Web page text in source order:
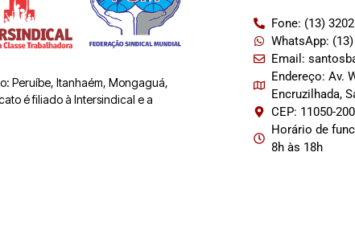
Peruíbe, Itanhaém, Mongaguá,
é filiado à Intersindical e a
Fone: (13)
WhatsApp:
Email:
Endereço: Av.
Encruzilhada,
CEP: 11050-200
Horário de
8h às 18h